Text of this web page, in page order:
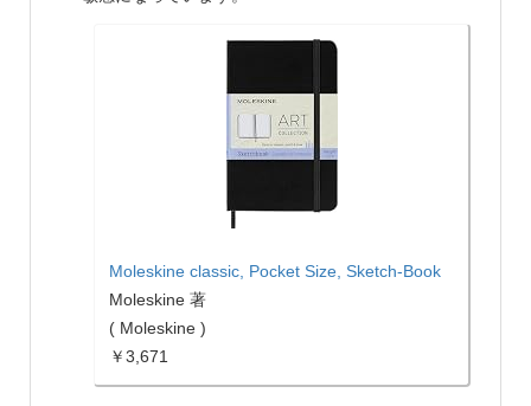
Moleskine classic, Pocket Size, Sketch-Book
Moleskine 著
( Moleskine )
￥3,671